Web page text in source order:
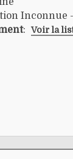
Inconnue
: Voir la